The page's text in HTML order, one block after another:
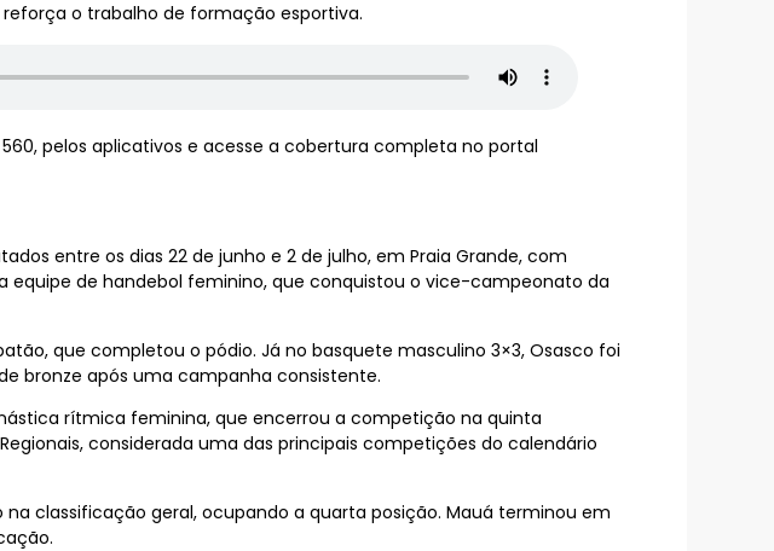
o trabalho de formação esportiva.
pelos aplicativos e acesse a cobertura completa no portal
entre os dias 22 de junho e 2 de julho, em Praia Grande, com
equipe de handebol feminino, que conquistou o vice-campeonato da
que completou o pódio. Já no basquete masculino 3×3, Osasco foi
bronze após uma campanha consistente.
rítmica feminina, que encerrou a competição na quinta
considerada uma das principais competições do calendário
classificação geral, ocupando a quarta posição. Mauá terminou em